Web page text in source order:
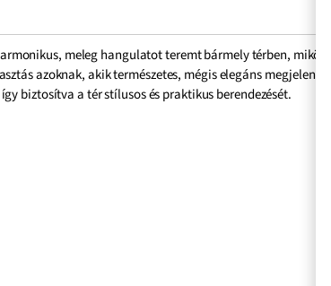
meleg hangulatot teremt bármely térben,
azoknak, akik természetes, mégis elegáns megjelenést
biztosítva a tér stílusos és praktikus berendezését.Add meg